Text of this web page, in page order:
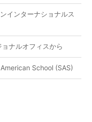
インターナショナルス
ナルオフィスから
School (SAS)